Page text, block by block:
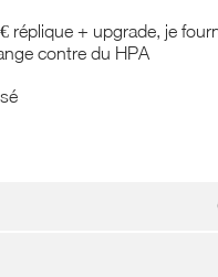
réplique + upgrade, je
contre du HPA